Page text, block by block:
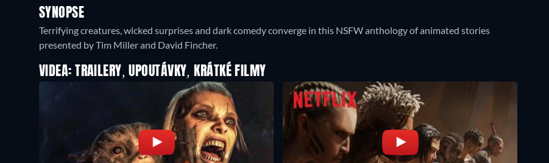
SYNOPSE
Terrifying creatures, wicked surprises and dark comedy converge in this NSFW anthology of animated stories
presented by Tim Miller and David Fincher.
VIDEA: TRAILERY, UPOUTÁVKY, KRÁTKÉ FILMY